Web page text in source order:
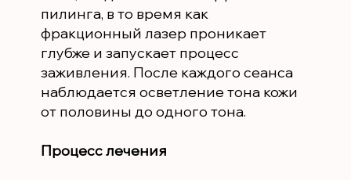
пилинга, в то время как
фракционный лазер проникает
глубже и запускает процесс
заживления. После каждого сеанса
наблюдается осветление тона кожи
от половины до одного тона.
Процесс лечения